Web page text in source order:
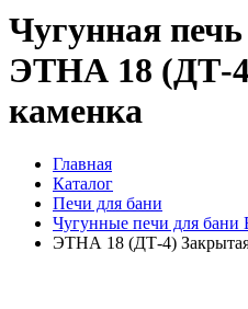
Чугунная
ЭТНА 18 (ДТ-
каменка
Главная
Каталог
Печи для бани
Чугунные печи для бани
ЭТНА 18 (ДТ-4)